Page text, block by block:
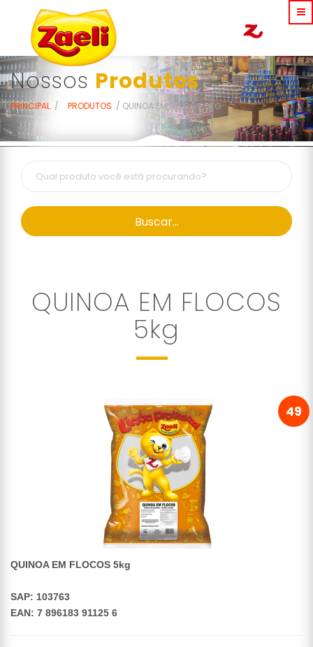
Nossos Produtos
PRINCIPAL PRODUTOS QUINOA EM FLOCOS 5KG
Buscar...
QUINOA EM FLOCOS
5kg
49
QUINOA EM FLOCOS 5kg
SAP: 103763
EAN: 7 896183 91125 6